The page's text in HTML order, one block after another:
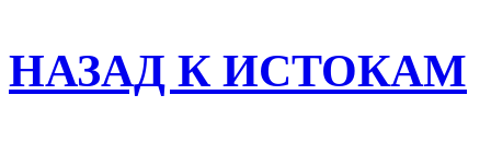
НАЗАД К ИСТОКАМ